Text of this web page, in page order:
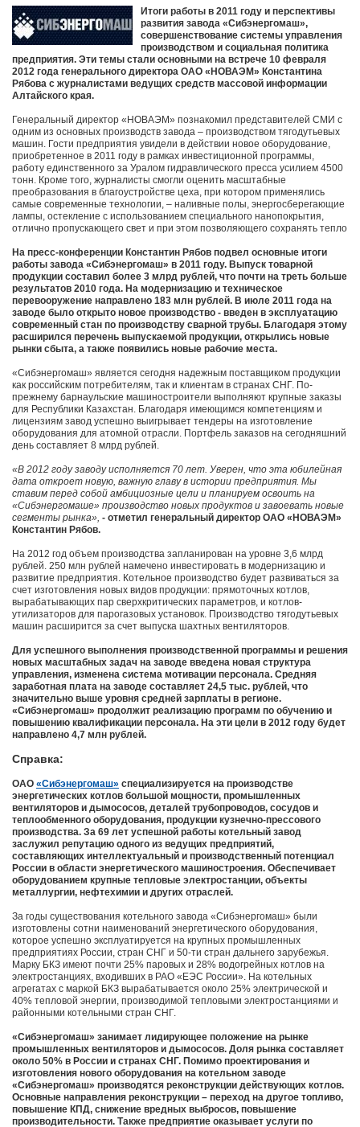
Итоги работы в 2011 году и перспективы
развития завода «Сибэнергомаш»,
совершенствование системы управления
производством и социальная политика
предприятия. Эти темы стали основными на встрече 10 февраля
2012 года генерального директора ОАО «НОВАЭМ» Константина
Рябова с журналистами ведущих средств массовой информации
Алтайского края.
Генеральный директор «НОВАЭМ» познакомил представителей СМИ с
одним из основных производств завода – производством тягодутьевых
машин. Гости предприятия увидели в действии новое оборудование,
приобретенное в 2011 году в рамках инвестиционной программы,
работу единственного за Уралом гидравлического пресса усилием 4500
тонн. Кроме того, журналисты смогли оценить масштабные
преобразования в благоустройстве цеха, при котором применялись
самые современные технологии, – наливные полы, энергосберегающие
лампы, остекление с использованием специального нанопокрытия,
отлично пропускающего свет и при этом позволяющего сохранять тепло
На пресс-конференции Константин Рябов подвел основные итоги
работы завода «Сибэнергомаш» в 2011 году. Выпуск товарной
продукции составил более 3 млрд рублей, что почти на треть больше
результатов 2010 года. На модернизацию и техническое
перевооружение направлено 183 млн рублей. В июле 2011 года на
заводе было открыто новое производство - введен в эксплуатацию
современный стан по производству сварной трубы. Благодаря этому
расширился перечень выпускаемой продукции, открылись новые
рынки сбыта, а также появились новые рабочие места.
«Сибэнергомаш» является сегодня надежным поставщиком продукции
как российским потребителям, так и клиентам в странах СНГ. По-
прежнему барнаульские машиностроители выполняют крупные заказы
для Республики Казахстан. Благодаря имеющимся компетенциям и
лицензиям завод успешно выигрывает тендеры на изготовление
оборудования для атомной отрасли. Портфель заказов на сегодняшний
день составляет 8 млрд рублей.
«В 2012 году заводу исполняется 70 лет. Уверен, что эта юбилейная
дата откроет новую, важную главу в истории предприятия. Мы
ставим перед собой амбициозные цели и планируем освоить на
«Сибэнергомаше» производство новых продуктов и завоевать новые
сегменты рынка», - отметил генеральный директор ОАО «НОВАЭМ»
Константин Рябов.
На 2012 год объем производства запланирован на уровне 3,6 млрд
рублей. 250 млн рублей намечено инвестировать в модернизацию и
развитие предприятия. Котельное производство будет развиваться за
счет изготовления новых видов продукции: прямоточных котлов,
вырабатывающих пар сверхкритических параметров, и котлов-
утилизаторов для парогазовых установок. Производство тягодутьевых
машин расширится за счет выпуска шахтных вентиляторов.
Для успешного выполнения производственной программы и решения
новых масштабных задач на заводе введена новая структура
управления, изменена система мотивации персонала. Средняя
заработная плата на заводе составляет 24,5 тыс. рублей, что
значительно выше уровня средней зарплаты в регионе.
«Сибэнергомаш» продолжит реализацию программ по обучению и
повышению квалификации персонала. На эти цели в 2012 году будет
направлено 4,7 млн рублей.
Справка:
ОАО «Сибэнергомаш» специализируется на производстве
энергетических котлов большой мощности, промышленных
вентиляторов и дымососов, деталей трубопроводов, сосудов и
теплообменного оборудования, продукции кузнечно-прессового
производства. За 69 лет успешной работы котельный завод
заслужил репутацию одного из ведущих предприятий,
составляющих интеллектуальный и производственный потенциал
России в области энергетического машиностроения. Обеспечивает
оборудованием крупные тепловые электростанции, объекты
металлургии, нефтехимии и других отраслей.
За годы существования котельного завода «Сибэнергомаш» были
изготовлены сотни наименований энергетического оборудования,
которое успешно эксплуатируется на крупных промышленных
предприятиях России, стран СНГ и 50-ти стран дальнего зарубежья.
Марку БКЗ имеют почти 25% паровых и 28% водогрейных котлов на
электростанциях, входивших в РАО «ЕЭС России». На котельных
агрегатах с маркой БКЗ вырабатывается около 25% электрической и
40% тепловой энергии, производимой тепловыми электростанциями и
районными котельными стран СНГ.
«Сибэнергомаш» занимает лидирующее положение на рынке
промышленных вентиляторов и дымососов. Доля рынка составляет
около 50% в России и странах СНГ. Помимо проектирования и
изготовления нового оборудования на котельном заводе
«Сибэнергомаш» производятся реконструкции действующих котлов.
Основные направления реконструкции – переход на другое топливо,
повышение КПД, снижение вредных выбросов, повышение
производительности. Также предприятие оказывает услуги по